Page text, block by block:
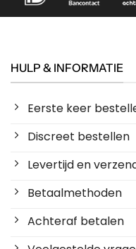
HULP & INFORMATIE
Eerste keer
Discreet bestellen
Levertijd en
Betaalmethoden
Achteraf betalen